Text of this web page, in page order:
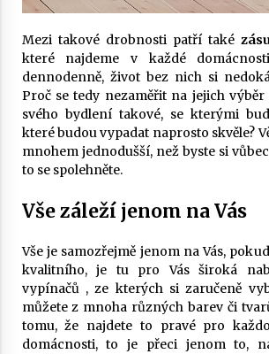
Mezi takové drobnosti patří také
které najdeme v každé
dennodenně, život bez nich si
Proč se tedy nezaměřit na jejich
svého bydlení takové, se kterými
které budou vypadat naprosto skvěle?
mnohem jednodušší, než byste si
to se spolehněte.
Vše záleží jenom na Vás
Vše je samozřejmě jenom na Vás,
kvalitního, je tu pro Vás široká
vypínačů , ze kterých si zaručeně
můžete z mnoha různých barev či
tomu, že najdete to pravé pro
domácnosti, to je přeci jenom to,